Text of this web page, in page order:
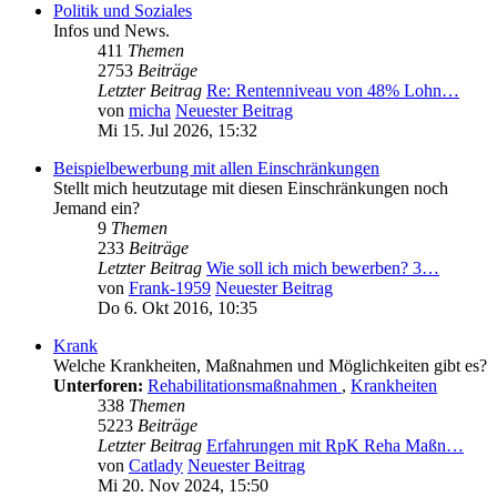
Politik und Soziales
Infos und News.
411 Themen
2753 Beiträge
Letzter Beitrag Re: Rentenniveau von 48% Lohn…
von micha Neuester Beitrag
Mi 15. Jul 2026, 15:32
Beispielbewerbung mit allen Einschränkungen
Stellt mich heutzutage mit diesen Einschränkungen noch
Jemand ein?
9 Themen
233 Beiträge
Letzter Beitrag Wie soll ich mich bewerben? 3…
von Frank-1959 Neuester Beitrag
Do 6. Okt 2016, 10:35
Krank
Welche Krankheiten, Maßnahmen und Möglichkeiten gibt es?
Unterforen: Rehabilitationsmaßnahmen , Krankheiten
338 Themen
5223 Beiträge
Letzter Beitrag Erfahrungen mit RpK Reha Maßn…
von Catlady Neuester Beitrag
Mi 20. Nov 2024, 15:50